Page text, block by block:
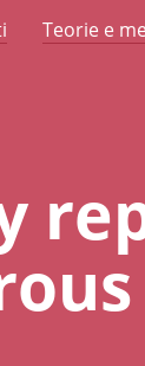
Teorie e